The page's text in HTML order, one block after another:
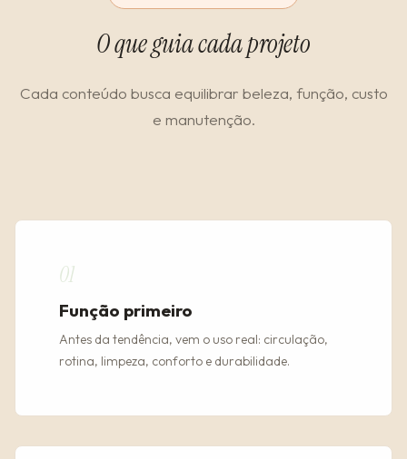
O que guia cada projeto
Cada conteúdo busca equilibrar beleza, função, custo
e manutenção.
01
Função primeiro
Antes da tendência, vem o uso real: circulação,
rotina, limpeza, conforto e durabilidade.